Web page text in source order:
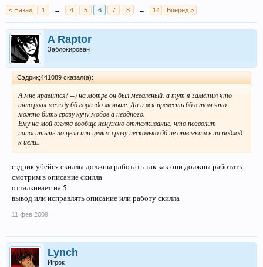
< Назад 1 ← 4 5 6 7 8 → 14 Вперёд >
A Raptor
Заблокирован
Сэдрик;441089 сказал(а):
А мне нравится! =) на мотре он был меедленый, а тут я заметил что
интервал между бб гораздо меньше. Да и вся прелесть бб в том что
можно бить сразу кучу мобов а неодного.
Ему на мой взгляд вообще ненужно отталкивание, что позволит
наноситьть по цели или целям сразу несколько бб не отвлекаясь на подход
к цели..
сэдрик убейся скиллы должны работать так как они должны работать
смотрим в описание скилла
отталкивает на 5
вывод или исправлять описание или работу скилла
11 фев 2009
Lynch
Игрок